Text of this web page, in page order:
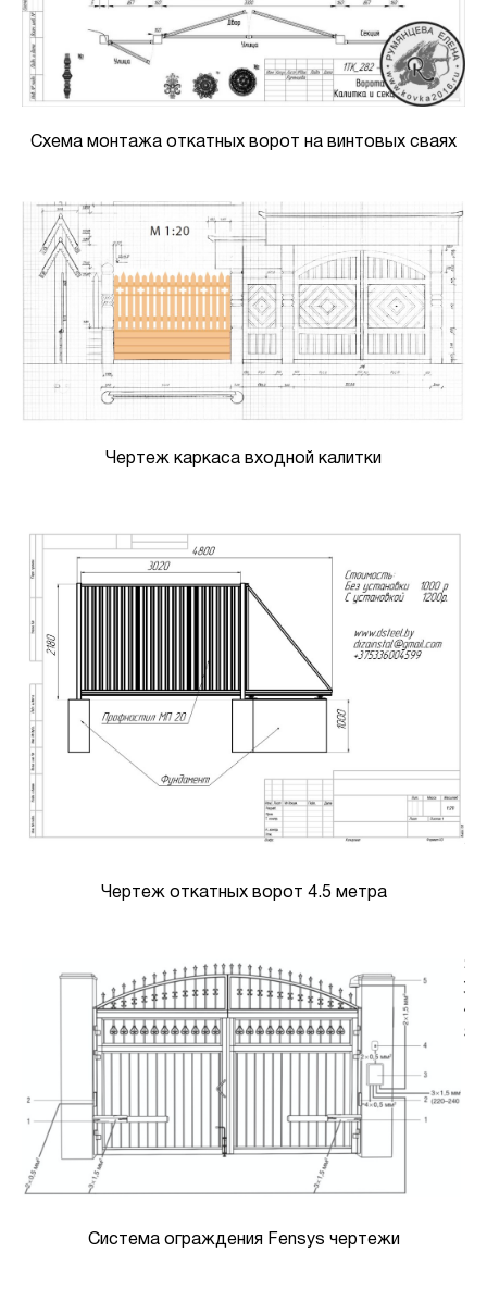
Схема монтажа откатных ворот на винтовых сваях
Чертеж каркаса входной калитки
Чертеж откатных ворот 4.5 метра
Система ограждения Fensys чертежи